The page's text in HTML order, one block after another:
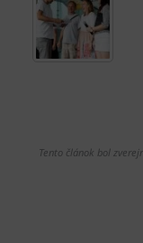
Tento článok bol